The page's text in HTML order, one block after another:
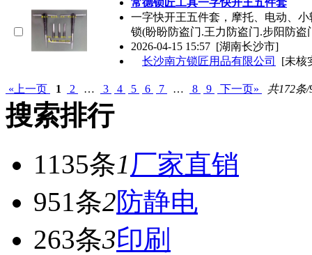
一字快开王五件套，摩托、电动、
锁(盼盼防盗门.王力防盗门.步阳防盗
2026-04-15 15:57 [湖南长沙市]
长沙南方锁匠用品有限公司
[未核
«上一页 1 2 … 3 4 5 6 7 … 8 9 下一页» 共172条/
搜索排行
1135条1 厂家直销
951条2防静电
263条3印刷